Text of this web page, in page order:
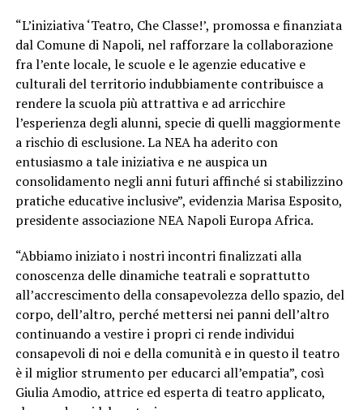
“L’iniziativa ‘Teatro, Che Classe!’, promossa e finanziata
dal Comune di Napoli, nel rafforzare la collaborazione
fra l’ente locale, le scuole e le agenzie educative e
culturali del territorio indubbiamente contribuisce a
rendere la scuola più attrattiva e ad arricchire
l’esperienza degli alunni, specie di quelli maggiormente
a rischio di esclusione. La NEA ha aderito con
entusiasmo a tale iniziativa e ne auspica un
consolidamento negli anni futuri affinché si stabilizzino
pratiche educative inclusive”, evidenzia Marisa Esposito,
presidente associazione NEA Napoli Europa Africa.
“Abbiamo iniziato i nostri incontri finalizzati alla
conoscenza delle dinamiche teatrali e soprattutto
all’accrescimento della consapevolezza dello spazio, del
corpo, dell’altro, perché mettersi nei panni dell’altro
continuando a vestire i propri ci rende individui
consapevoli di noi e della comunità e in questo il teatro
è il miglior strumento per educarci all’empatia”, così
Giulia Amodio, attrice ed esperta di teatro applicato,